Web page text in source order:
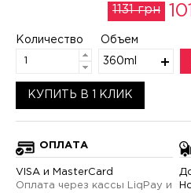
1131 грн
Количество Объем
360ml
КУПИТЬ В 1 КЛИК
ОПЛАТА
VISA и MasterCard
Оплата через кассы LiqPay и